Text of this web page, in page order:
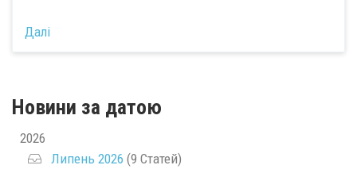
Далі
Новини за датою
2026
Липень 2026 (9 Статей)